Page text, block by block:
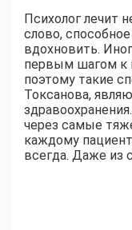
Психолог лечит
слово,
вдохновить.
первым шагом к
поэтому такие
Токсанова,
через самые
каждому
всегда. Даже из